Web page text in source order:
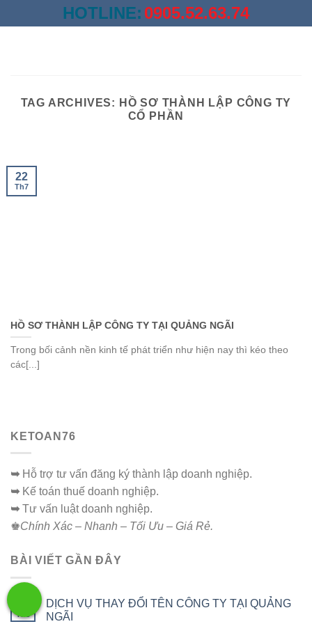
to
HOTLINE: 0905.52.63.74
TAG ARCHIVES: HỒ SƠ THÀNH LẬP CÔNG TY
CỔ PHẦN
HỒ SƠ THÀNH LẬP CÔNG TY TẠI QUẢNG NGÃI
Trong bối cảnh nền kinh tế phát triển như hiện nay thì kéo theo
các[...]
22
Th7
KETOAN76
➥ Hỗ trợ tư vấn đăng ký thành lập doanh nghiệp.
➥ Kế toán thuế doanh nghiệp.
➥ Tư vấn luật doanh nghiệp.
♚Chính Xác – Nhanh – Tối Ưu – Giá Rẻ.
BÀI VIẾT GẦN ĐÂY
Th8
DỊCH VỤ THAY ĐỔI TÊN CÔNG TY TẠI QUẢNG
NGÃI